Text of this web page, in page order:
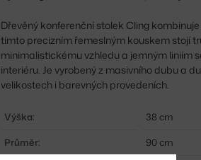
Dřevěný konferenční stolek Cling
tímto precizním řemeslným kouskem stojí
minimalistickému vzhledu a jemným liniím
interiéru. Je vyrobený z masivního dubu a
velikostech i barevných provedeních.
Výška:
38 cm
Průměr:
90 cm